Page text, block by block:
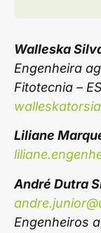
Walleska
Engenheira
Fitotecnia –
Liliane
André Dutra
Engenheiros